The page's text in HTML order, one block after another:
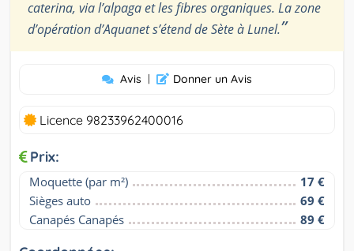
caterina, via l’alpaga et les fibres organiques. La zone
d’opération d’Aquanet s’étend de Sète à Lunel.”
Avis | Donner un Avis
Licence 98233962400016
Prix:
Moquette (par m²)
17 €
Sièges auto
69 €
Canapés Canapés
89 €